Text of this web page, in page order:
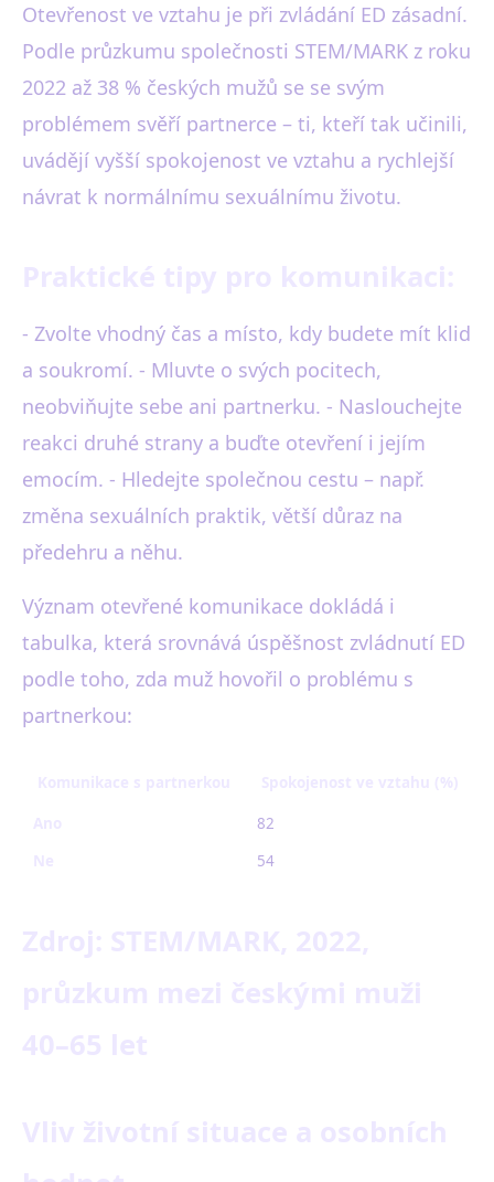
Otevřenost ve vztahu je při zvládání ED zásadní.
Podle průzkumu společnosti STEM/MARK z roku
2022 až 38 % českých mužů se se svým
problémem svěří partnerce – ti, kteří tak učinili,
uvádějí vyšší spokojenost ve vztahu a rychlejší
návrat k normálnímu sexuálnímu životu.
- Zvolte vhodný čas a místo, kdy budete mít klid
a soukromí. - Mluvte o svých pocitech,
neobviňujte sebe ani partnerku. - Naslouchejte
reakci druhé strany a buďte otevření i jejím
emocím. - Hledejte společnou cestu – např.
změna sexuálních praktik, větší důraz na
předehru a něhu.
Význam otevřené komunikace dokládá i
tabulka, která srovnává úspěšnost zvládnutí ED
podle toho, zda muž hovořil o problému s
partnerkou:
82
54